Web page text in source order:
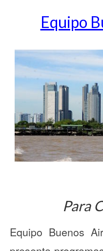
Equipo
Para
Equipo Buenos